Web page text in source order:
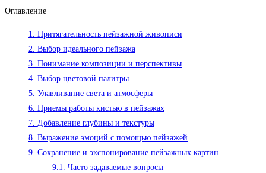
записи:
Оглавление
1. Притягательность пейзажной живописи
2. Выбор идеального пейзажа
3. Понимание композиции и перспективы
4. Выбор цветовой палитры
5. Улавливание света и атмосферы
6. Приемы работы кистью в пейзажах
7. Добавление глубины и текстуры
8. Выражение эмоций с помощью пейзажей
9. Сохранение и экспонирование пейзажных картин
9.1. Часто задаваемые вопросы